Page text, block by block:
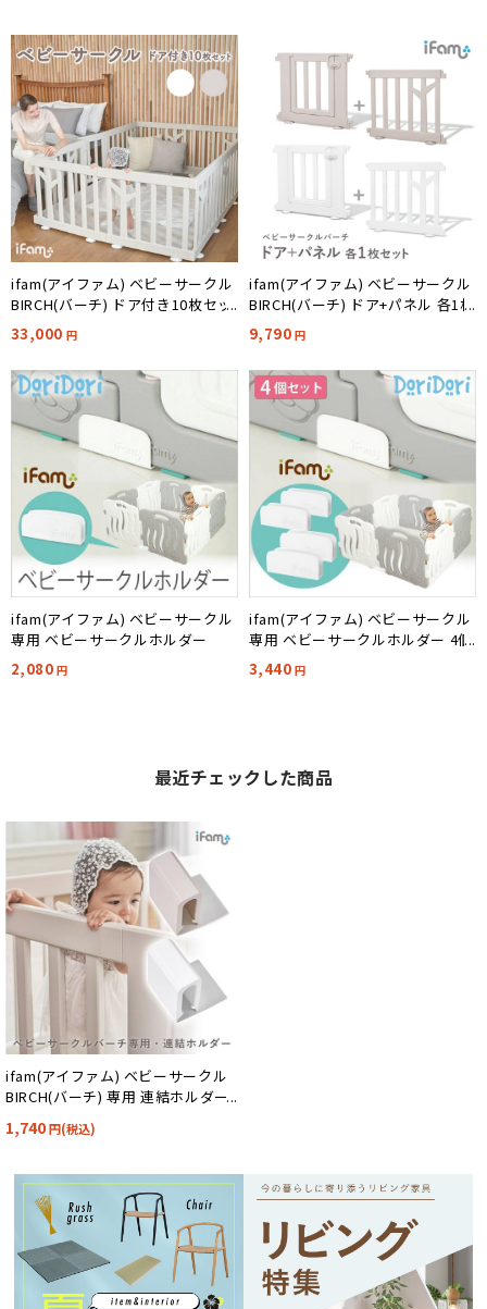
ifam(アイファム) ベビーサークル
BIRCH(バーチ) ドア付き10枚セッ
ト 2色対応
33,000 円
ifam(アイファム) ベビーサークル
BIRCH(バーチ) ドア+パネル 各1枚
セット 2色対応
9,790円
ifam(アイファム) ベビーサークル
専用 ベビーサークルホルダー
2,080円
ifam(アイファム) ベビーサークル
専用 ベビーサークルホルダー 4個
セット
3,440円
最近チェックした商品
ifam(アイファム) ベビーサークル
BIRCH(バーチ) 専用 連結ホルダー
1,740円(税込)